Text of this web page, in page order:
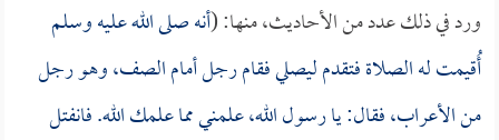
ورد في ذلك عدد من الأحاديث، منها: (أنه صلى الله عليه وسلم
أُقيمت له الصلاة فتقدم ليصلي فقام رجل أمام الصف، وهو رجل
من الأعراب، فقال: يا رسول الله، علمني مما علمك الله. فانفتل